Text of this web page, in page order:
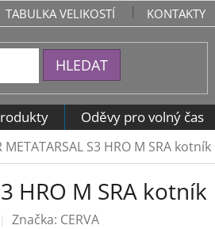
TABULKA VELIKOSTÍ KONTAKTY
HLEDAT
Oděvy pro volný čas
METATARSAL S3 HRO M SRA kotník
HRO M SRA kotník
Značka: CERVA